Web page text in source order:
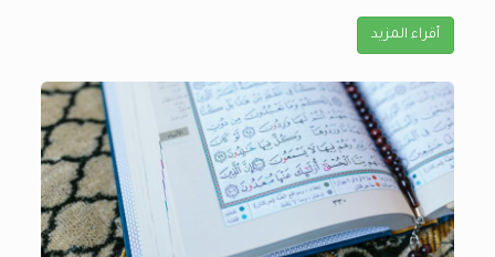
أقراء المزيد